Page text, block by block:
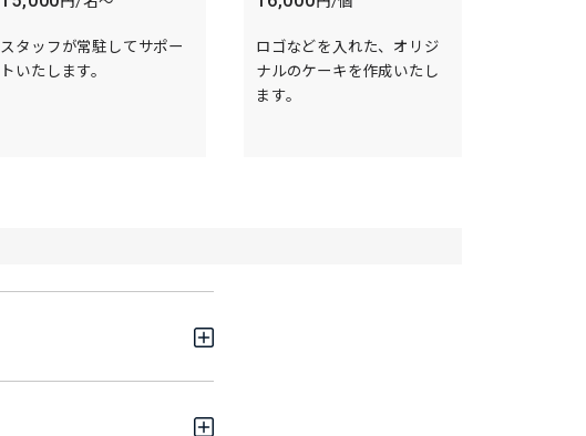
スタッフが常駐してサポー
トいたします。
ロゴなどを入れた、オリジ
ナルのケーキを作成いたし
ます。